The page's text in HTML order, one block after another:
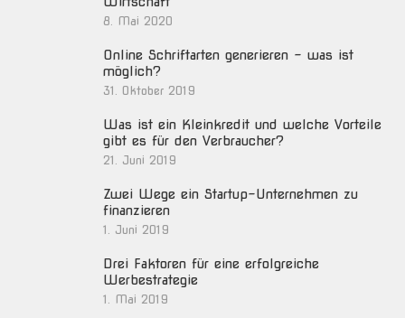
8. Mai 2020
Online Schriftarten generieren – was ist
möglich?
31. Oktober 2019
Was ist ein Kleinkredit und welche Vorteile
gibt es für den Verbraucher?
21. Juni 2019
Zwei Wege ein Startup-Unternehmen zu
finanzieren
1. Juni 2019
Drei Faktoren für eine erfolgreiche
Werbestrategie
1. Mai 2019